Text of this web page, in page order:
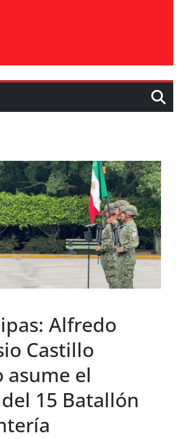
Alfredo
Castillo
asume el
15 Batallón